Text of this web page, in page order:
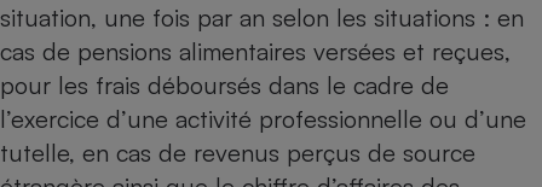
situation, une fois par an selon les situations : en
cas de pensions alimentaires versées et reçues,
pour les frais déboursés dans le cadre de
l’exercice d’une activité professionnelle ou d’une
tutelle, en cas de revenus perçus de source